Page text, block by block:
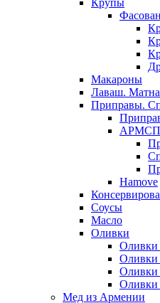
Крупы
Макароны
Лаваш.
Приправы.
Hamove
Соусы
Масло
Оливки
Оливки
Оливки
Оливки
Мед из Армении